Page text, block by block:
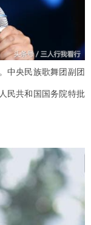
中央民族歌舞团副团
民共和国国务院特批